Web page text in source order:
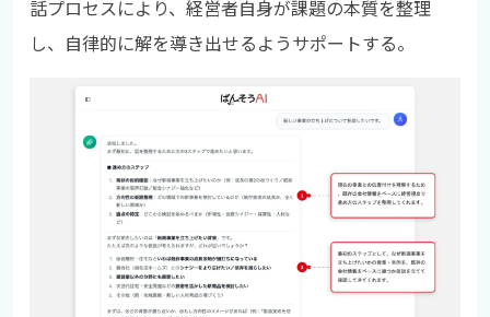
話プロセスにより、経営者自身が課題の本質を整理
し、自律的に解を導き出せるようサポートする。